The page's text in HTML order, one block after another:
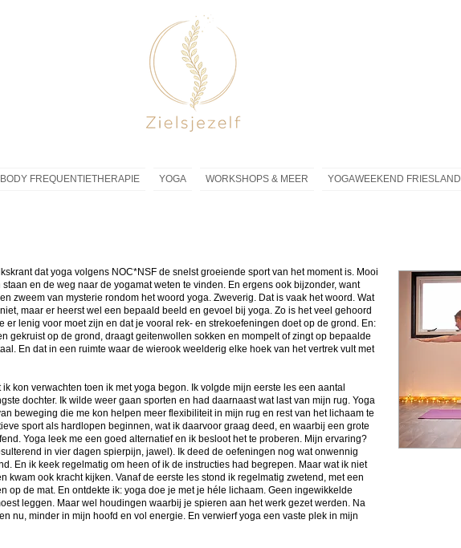
BODY FREQUENTIETHERAPIE YOGA WORKSHOPS & MEER YOGAWEEKEND FRIESLAND
dat yoga volgens NOC*NSF de snelst groeiende sport van het moment is. Mooi
en de weg naar de yogamat weten te vinden. En ergens ook bijzonder, want
zweem van mysterie rondom het woord yoga. Zweverig. Dat is vaak het woord. Wat
maar er heerst wel een bepaald beeld en gevoel bij yoga. Zo is het veel gehoord
er lenig voor moet zijn en dat je vooral rek- en strekoefeningen doet op de grond. En:
gekruist op de grond, draagt geitenwollen sokken en mompelt of zingt op bepaalde
En dat in een ruimte waar de wierook weelderig elke hoek van het vertrek vult met
kon verwachten toen ik met yoga begon. Ik volgde mijn eerste les een aantal
dochter. Ik wilde weer gaan sporten en had daarnaast wat last van mijn rug. Yoga
beweging die me kon helpen meer flexibiliteit in mijn rug en rest van het lichaam te
sport als hardlopen beginnen, wat ik daarvoor graag deed, en waarbij een grote
Yoga leek me een goed alternatief en ik besloot het te proberen. Mijn ervaring?
in vier dagen spierpijn, jawel). Ik deed de oefeningen nog wat onwennig
En ik keek regelmatig om heen of ik de instructies had begrepen. Maar wat ik niet
kwam ook kracht kijken. Vanaf de eerste les stond ik regelmatig zwetend, met een
op de mat. En ontdekte ik: yoga doe je met je héle lichaam. Geen ingewikkelde
leggen. Maar wel houdingen waarbij je spieren aan het werk gezet werden. Na
nu, minder in mijn hoofd en vol energie. En verwierf yoga een vaste plek in mijn